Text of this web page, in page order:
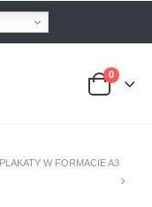
0
PLAKATY W FORMACIE A3